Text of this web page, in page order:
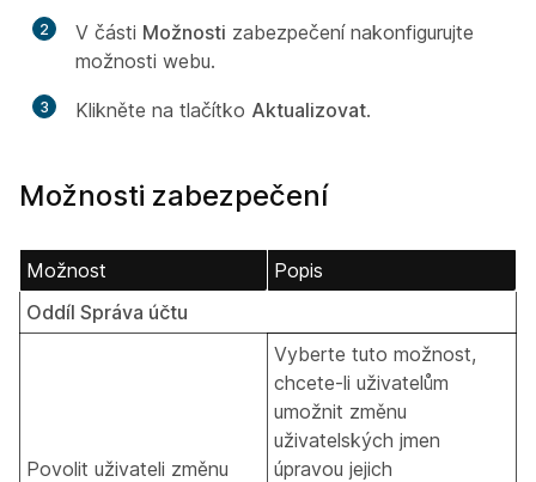
2 V části Možnosti zabezpečení nakonfigurujte
možnosti webu.
3 Klikněte na tlačítko Aktualizovat.
Možnosti zabezpečení
Možnost
Popis
Oddíl Správa účtu
Povolit uživateli změnu
Vyberte tuto možnost,
chcete-li uživatelům
umožnit změnu
uživatelských jmen
úpravou jejich